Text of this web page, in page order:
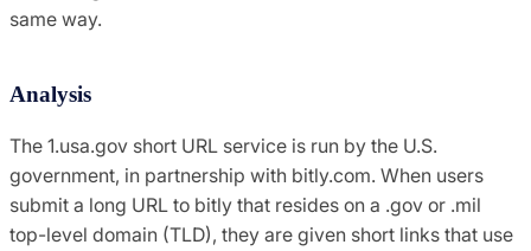
same way.
Analysis
The 1.usa.gov short URL service is run by the U.S.
government, in partnership with bitly.com. When users
submit a long URL to bitly that resides on a .gov or .mil
top-level domain (TLD), they are given short links that use